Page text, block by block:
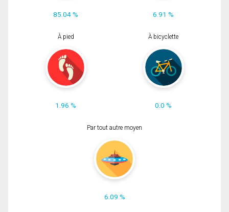
85.04 % 6.91 %
À pied
1.96 %
À bicyclette
0.0 %
Par tout autre moyen
6.09 %